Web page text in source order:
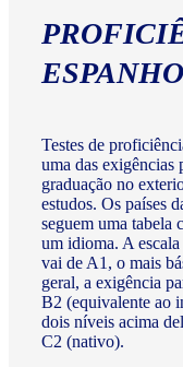
Testes de
uma das exigências
graduação no
estudos. Os países
seguem uma tabela
um idioma. A
vai de A1, o mais
geral, a exigência
B2 (equivalente ao
dois níveis acima
C2 (nativo).